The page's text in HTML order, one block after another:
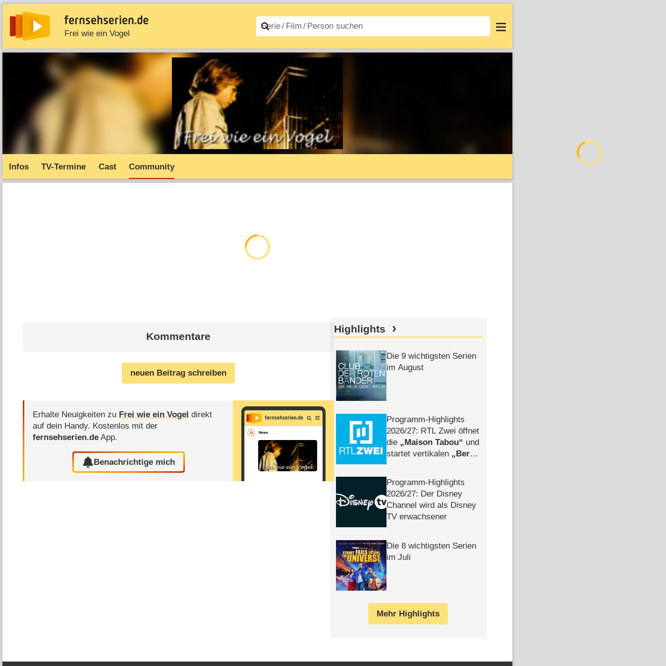
Frei wie ein Vogel
News Entdecken Streaming Filme A–Z Login
Infos TV-Termine Cast Community
Kommentare
neuen Beitrag schreiben
Erhalte Neuigkeiten zu Frei wie ein Vogel direkt
auf dein Handy. Kostenlos mit der
fernsehserien.de App.
Benachrichtige mich
Highlights
Die 9 wichtigsten Serien
im August
Programm-Highlights
2026/​27: RTL Zwei öffnet
die
Maison Tabou
und
startet vertikalen
Berlin
Programm-Highlights
2026/​27: Der Disney
Channel wird als Disney
TV erwachsener
Die 8 wichtigsten Serien
im Juli
Mehr Highlights